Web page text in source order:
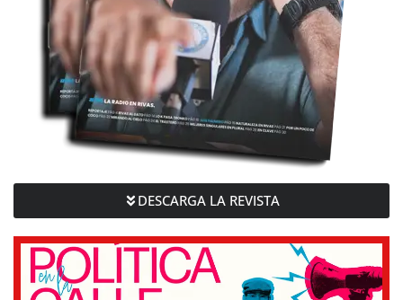
DESCARGA LA REVISTA